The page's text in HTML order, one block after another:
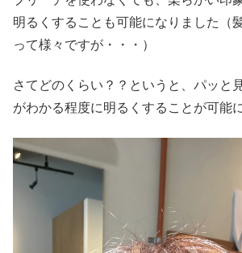
明るくすることも可能になりました（
って様々ですが・・・）
さてどのくらい？？というと、パッと
がわかる程度に明るくすることが可能